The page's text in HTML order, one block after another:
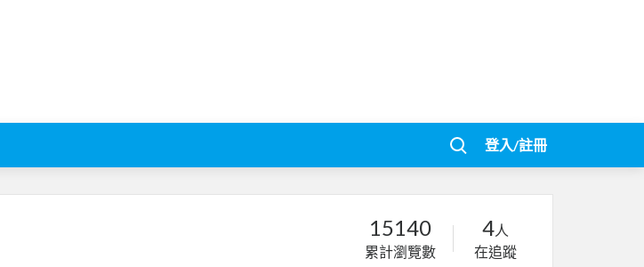
登入/註冊
15140
累計瀏覽數
4人
在追蹤